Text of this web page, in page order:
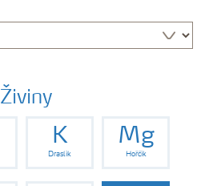
Živiny
K
Draslík
Mg
Hořčík